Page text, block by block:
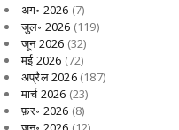
अग॰ 2026 (7)
जुल॰ 2026 (119)
जून 2026 (32)
मई 2026 (72)
अप्रैल 2026(187)
मार्च 2026 (23)
फ़र॰ 2026 (8)